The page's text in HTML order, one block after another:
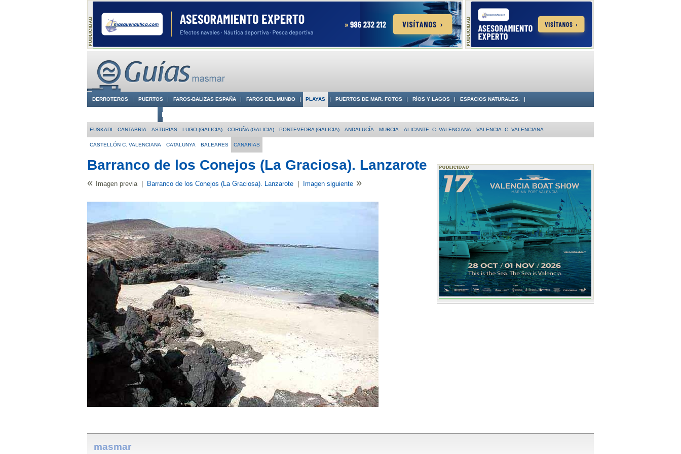
DERROTEROS PUERTOS FAROS-BALIZAS ESPAÑA FAROS DEL MUNDO PLAYAS PUERTOS DE MAR. FOTOS RÍOS Y LAGOS ESPACIOS NATURALES.
EUSKADI CANTABRIA ASTURIAS LUGO (GALICIA) CORUÑA (GALICIA) PONTEVEDRA (GALICIA) ANDALUCÍA MURCIA ALICANTE. C. VALENCIANA VALENCIA. C. VALENCIANA
CASTELLÓN C. VALENCIANA CATALUNYA BALEARES CANARIAS
Barranco de los Conejos (La Graciosa). Lanzarote
« Imagen previa | Barranco de los Conejos (La Graciosa). Lanzarote | Imagen siguiente »
masmar